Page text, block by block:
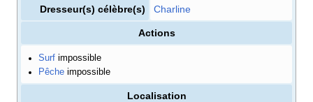
Dresseur(s) célèbre(s) Charline
Actions
Surf impossible
Pêche impossible
Localisation